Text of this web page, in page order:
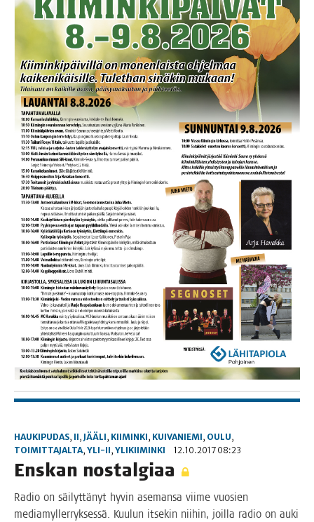
HAUKIPUDAS, II, JÄÄLI, KIIMINKI, KUIVANIEMI, OULU,
TOIMITTAJALTA, YLI-II, YLIKIIMINKI 12.10.2017 08:23
Ens­kan nostalgiaa
Radio on säi­lyt­tä­nyt hyvin ase­man­sa vii­me vuo­sien
media­myl­ler­ryk­ses­sä. Kuu­lun itse­kin nii­hin, joil­la radio on auki